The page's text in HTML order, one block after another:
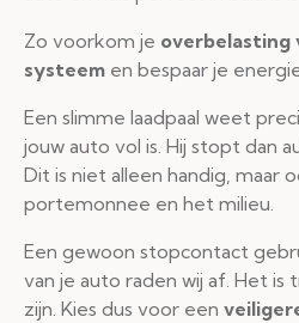
Zo voorkom je overbelasting
systeem en bespaar je
Een slimme laadpaal weet
jouw auto vol is. Hij stopt dan
Dit is niet alleen handig, maar
portemonnee en het milieu.
Een gewoon stopcontact
van je auto raden wij af. Het is
zijn. Kies dus voor een